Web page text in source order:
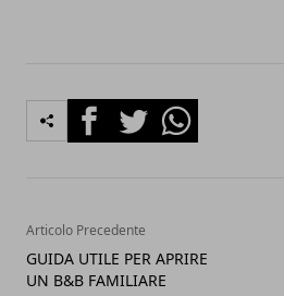
FacebookTwitterWhatsapp
Articolo Precedente
GUIDA UTILE PER APRIRE
UN B&B FAMILIARE